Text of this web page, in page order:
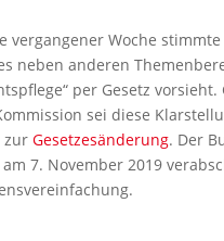
vergangener Woche
neben anderen
per Gesetz vorsieht.
sei diese
zurGesetzesänderung. Der
7. November 2019